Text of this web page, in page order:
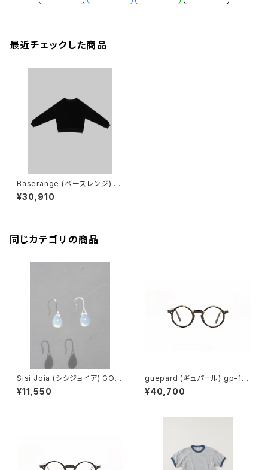
最近チェックした商品
Baserange (ベースレンジ) RI
M RAGLAN SWEATSHIRT
(Black)
¥30,910
同じカテゴリの商品
Sisi Joia (シシジョイア) GOT
A Mini earrings (Opaline w
hite)
¥11,550
guepard (ギュパール) gp-11
ecaille (clear lens) メガネ
¥40,700